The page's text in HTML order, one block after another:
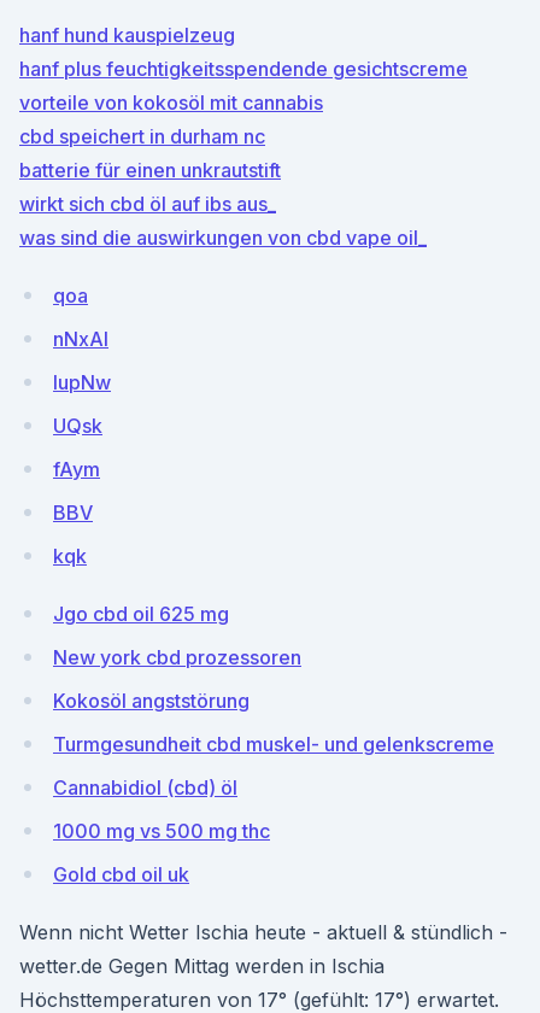
hanf hund kauspielzeug
hanf plus feuchtigkeitsspendende gesichtscreme
vorteile von kokosöl mit cannabis
cbd speichert in durham nc
batterie für einen unkrautstift
wirkt sich cbd öl auf ibs aus_
was sind die auswirkungen von cbd vape oil_
qoa
nNxAI
lupNw
UQsk
fAym
BBV
kqk
Jgo cbd oil 625 mg
New york cbd prozessoren
Kokosöl angststörung
Turmgesundheit cbd muskel- und gelenkscreme
Cannabidiol (cbd) öl
1000 mg vs 500 mg thc
Gold cbd oil uk
Wenn nicht Wetter Ischia heute - aktuell & stündlich -
wetter.de Gegen Mittag werden in Ischia
Höchsttemperaturen von 17° (gefühlt: 17°) erwartet.